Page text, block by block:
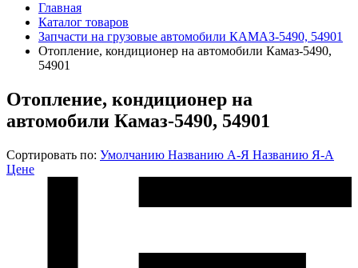
Главная
Каталог товаров
Запчасти на грузовые автомобили КАМАЗ-5490, 54901
Отопление, кондиционер на автомобили Камаз-5490,
54901
Отопление, кондиционер на
автомобили Камаз-5490, 54901
Сортировать по: Умолчанию Названию А-Я Названию Я-А
Цене